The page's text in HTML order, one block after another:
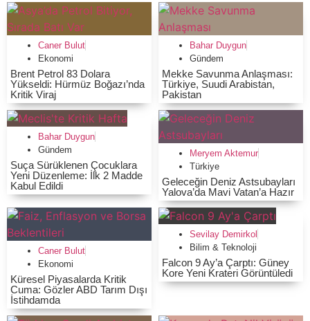
Caner Bulut
Ekonomi
Brent Petrol 83 Dolara
Yükseldi: Hürmüz Boğazı’nda
Kritik Viraj
Bahar Duygun
Gündem
Mekke Savunma Anlaşması:
Türkiye, Suudi Arabistan,
Pakistan
Bahar Duygun
Gündem
Suça Sürüklenen Çocuklara
Yeni Düzenleme: İlk 2 Madde
Kabul Edildi
Meryem Aktemur
Türkiye
Geleceğin Deniz Astsubayları
Yalova’da Mavi Vatan’a Hazır
Caner Bulut
Ekonomi
Küresel Piyasalarda Kritik
Cuma: Gözler ABD Tarım Dışı
İstihdamda
Sevilay Demirkol
Bilim & Teknoloji
Falcon 9 Ay’a Çarptı: Güney
Kore Yeni Krateri Görüntüledi